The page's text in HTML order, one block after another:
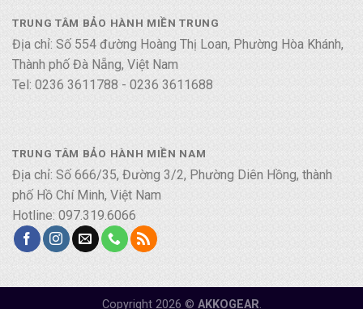
TRUNG TÂM BẢO HÀNH MIỀN TRUNG
Địa chỉ: Số 554 đường Hoàng Thị Loan, Phường Hòa Khánh,
Thành phố Đà Nẵng, Việt Nam
Tel: 0236 3611788 - 0236 3611688
TRUNG TÂM BẢO HÀNH MIỀN NAM
Địa chỉ: Số 666/35, Đường 3/2, Phường Diên Hồng, thành
phố Hồ Chí Minh, Việt Nam
Hotline: 097.319.6066
Copyright 2026 © AKKOGEAR.